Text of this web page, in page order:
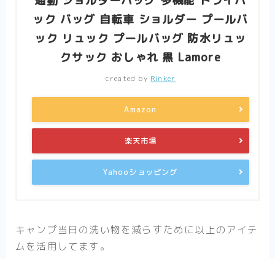
ック バッグ 自転車 ショルダー プールバ
ック リュック プールバッグ 防水リュッ
クサック おしゃれ 黒 Lamore
created by Rinker
Amazon
楽天市場
Yahooショッピング
キャンプ当日の洗い物を減らすために以上のアイテ
ムを活用してます。